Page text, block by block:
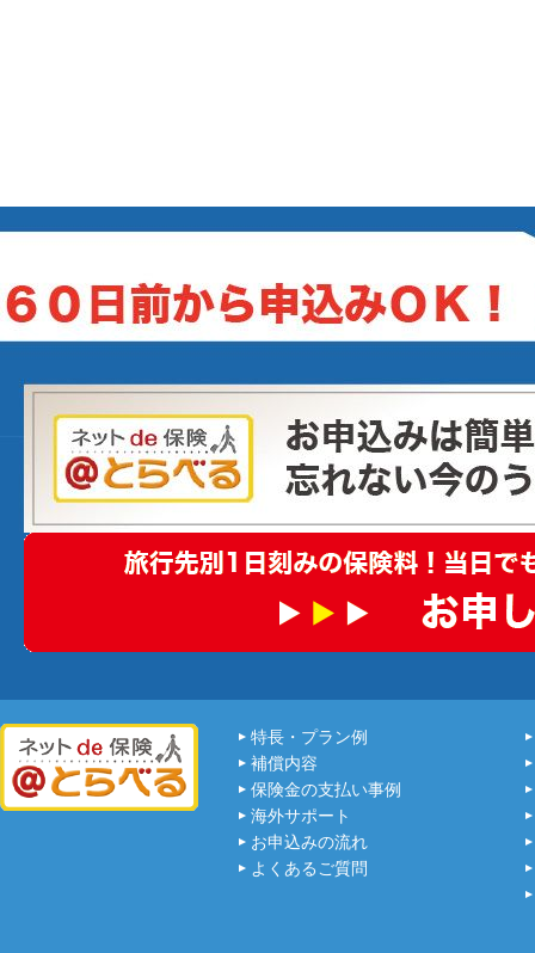
特長・プラン例
補償内容
保険金の支払い事例
海外サポート
お申込みの流れ
よくあるご質問